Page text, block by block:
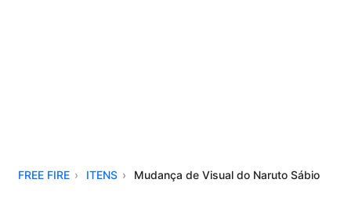
FREE FIRE ITENS Mudança de Visual do Naruto Sábio